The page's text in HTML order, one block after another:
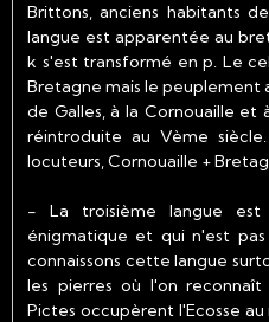
Brittons, anciens habitants
langue est apparentée au
k s'est transformé en p. Le
Bretagne mais le peuplement
de Galles, à la Cornouaille
réintroduite au Vème
locuteurs, Cornouaille +
- La troisième langue
énigmatique et qui n'est
connaissons cette langue
les pierres où l'on
Pictes occupèrent l'Ecosse